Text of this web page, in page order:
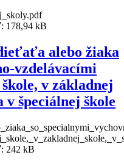
178,94 kB
alebo žiaka
vzdelávacími
v základnej
v špeciálnej škole
242 kB